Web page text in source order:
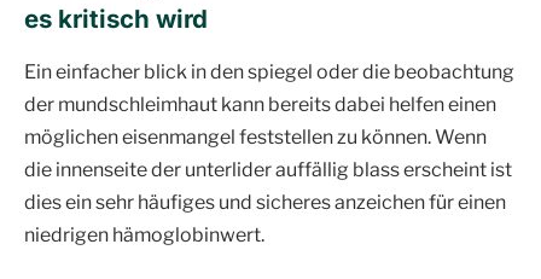
es kritisch wird
Ein einfacher blick in den spiegel oder die beobachtung
der mundschleimhaut kann bereits dabei helfen einen
möglichen eisenmangel feststellen zu können. Wenn
die innenseite der unterlider auffällig blass erscheint ist
dies ein sehr häufiges und sicheres anzeichen für einen
niedrigen hämoglobinwert.